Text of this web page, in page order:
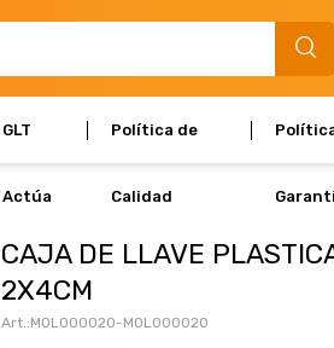
GLT
Actúa
Política de
Calidad
CAJA DE LLAVE
2X4CM
MOL000020-MOL000020